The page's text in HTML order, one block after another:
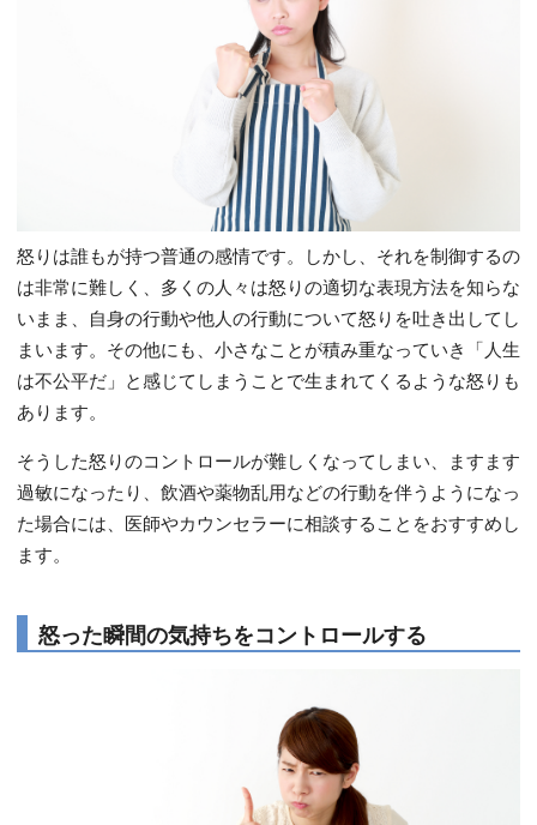
怒りは誰もが持つ普通の感情です。しかし、それを制御するの
は非常に難しく、多くの人々は怒りの適切な表現方法を知らな
いまま、自身の行動や他人の行動について怒りを吐き出してし
まいます。その他にも、小さなことが積み重なっていき「人生
は不公平だ」と感じてしまうことで生まれてくるような怒りも
あります。
そうした怒りのコントロールが難しくなってしまい、ますます
過敏になったり、飲酒や薬物乱用などの行動を伴うようになっ
た場合には、医師やカウンセラーに相談することをおすすめし
ます。
怒った瞬間の気持ちをコントロールする